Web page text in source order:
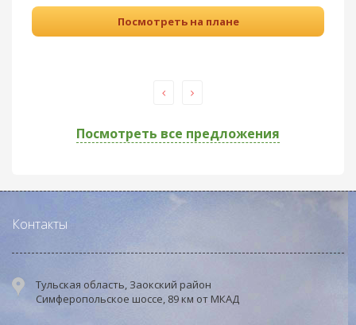
Посмотреть на плане
Посмотреть все предложения
дачи»
Заокский
Контакты
Тульская область, Заокский район
Симферопольское шоссе, 89 км от МКАД